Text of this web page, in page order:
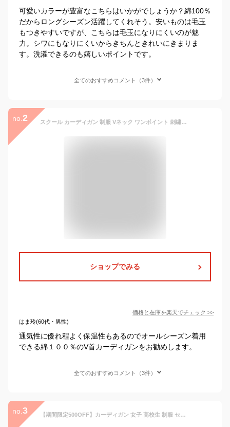
可愛いカラーが豊富なこちらはいかがでしょうか？綿100％
だからロングシーズン活躍してくれそう。安いものは毛玉
もつきやすいですが、こちらは毛玉になりにくいのが魅
力。シワにもなりにくいからきちんときれいにきまりま
す。洗濯できるのも嬉しいポイントです。
全てのおすすめコメント（3件）
no. 2 スクール カーディガン 制服 Vネック ワンポイント 刺繍入り カーディガンコットン ニット カーデガン レディース 入学 通学 高校生 中学生 ホワイト ブラック ベージュ ネイビー グレー M L SPU-01
ショップでみる
価格と在庫を楽天でチェック >>
はま玲(60代・男性)
通気性に優れ程よく保温性もあるのでオールシーズン着用
できる綿１００％のV首カーディガンをお勧めします。
全てのおすすめコメント（3件）
no. 3 【期間限定500OFF】カーディガン 女子 高校生 制服 セーター レディース 通学 スクールカーディガン 薄手 冷房対策 無地 羽織 服 学生 中学生 学生服 スクールカーディガン ゆったり 羽織 アウター 高校 秋服 春 夏 秋 冬